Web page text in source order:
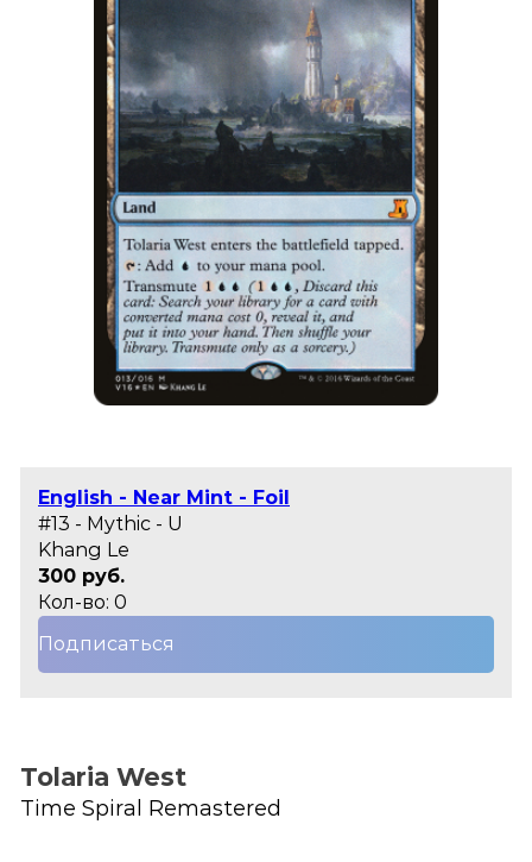
English - Near Mint - Foil
#13 - Mythic - U
Khang Le
300 руб.
Кол-во: 0
Подписаться
Tolaria West
Time Spiral Remastered